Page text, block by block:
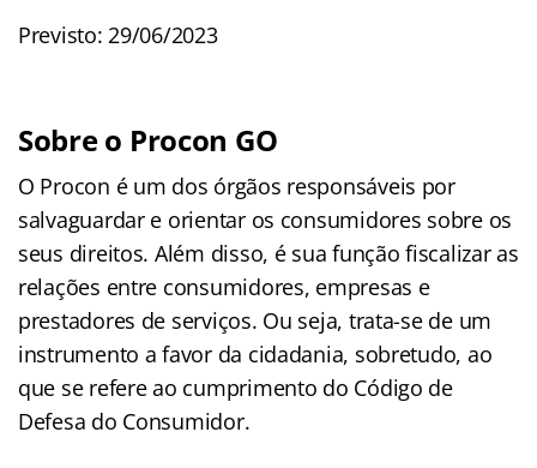
Previsto: 29/06/2023
Sobre o Procon GO
O Procon é um dos órgãos responsáveis por
salvaguardar e orientar os consumidores sobre os
seus direitos. Além disso, é sua função fiscalizar as
relações entre consumidores, empresas e
prestadores de serviços. Ou seja, trata-se de um
instrumento a favor da cidadania, sobretudo, ao
que se refere ao cumprimento do Código de
Defesa do Consumidor.